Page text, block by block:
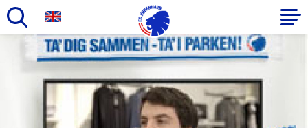
hovedindhold
Primær
navigation